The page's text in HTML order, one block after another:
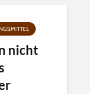
nicht